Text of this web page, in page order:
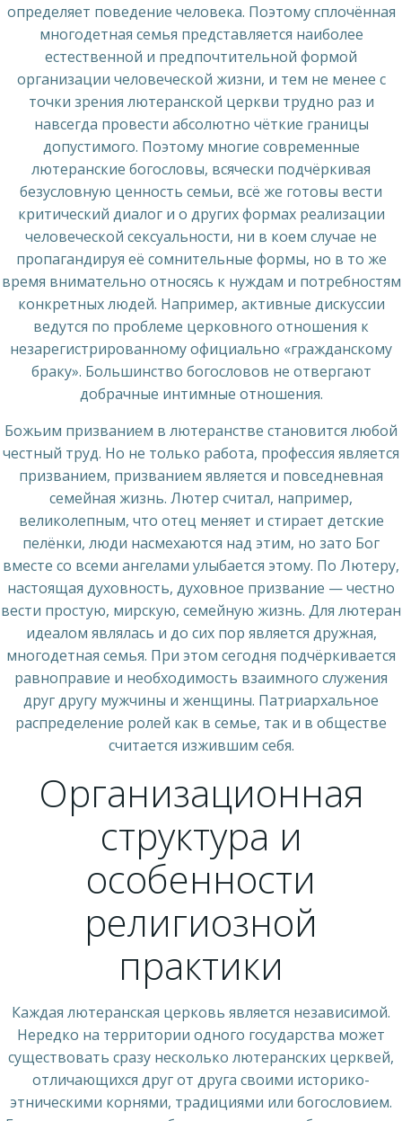
определяет поведение человека. Поэтому сплочённая
многодетная семья представляется наиболее
естественной и предпочтительной формой
организации человеческой жизни, и тем не менее с
точки зрения лютеранской церкви трудно раз и
навсегда провести абсолютно чёткие границы
допустимого. Поэтому многие современные
лютеранские богословы, всячески подчёркивая
безусловную ценность семьи, всё же готовы вести
критический диалог и о других формах реализации
человеческой сексуальности, ни в коем случае не
пропагандируя её сомнительные формы, но в то же
время внимательно относясь к нуждам и потребностям
конкретных людей. Например, активные дискуссии
ведутся по проблеме церковного отношения к
незарегистрированному официально «гражданскому
браку». Большинство богословов не отвергают
добрачные интимные отношения.
Божьим призванием в лютеранстве становится любой
честный труд. Но не только работа, профессия является
призванием, призванием является и повседневная
семейная жизнь. Лютер считал, например,
великолепным, что отец меняет и стирает детские
пелёнки, люди насмехаются над этим, но зато Бог
вместе со всеми ангелами улыбается этому. По Лютеру,
настоящая духовность, духовное призвание — честно
вести простую, мирскую, семейную жизнь. Для лютеран
идеалом являлась и до сих пор является дружная,
многодетная семья. При этом сегодня подчёркивается
равноправие и необходимость взаимного служения
друг другу мужчины и женщины. Патриархальное
распределение ролей как в семье, так и в обществе
считается изжившим себя.
Организационная
структура и
особенности
религиозной
практики
Каждая лютеранская церковь является независимой.
Нередко на территории одного государства может
существовать сразу несколько лютеранских церквей,
отличающихся друг от друга своими историко-
этническими корнями, традициями или богословием.